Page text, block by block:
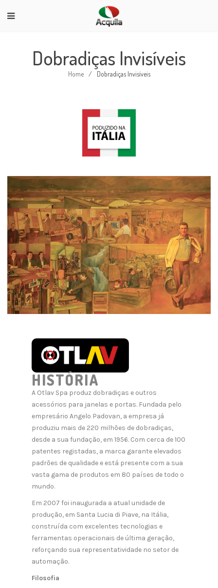
Dobradiças Invisíveis
Home / Dobradiças Invisíveis
HISTÓRIA
A Otlav Spa produz dobradiças e outros
acessórios para janelas e portas. Fundada pelo
empresário Angelo Padovan, a empresa já
produziu mais de 220 milhões de dobradiças,
desde a sua fundação, em 1956. Com cerca de 100
patentes registadas, a marca garante elevados
padrões de qualidade e está presente com a sua
vasta gama de produtos em 80 países de todo o
mundo.
Em 2007 foi inaugurada a atual unidade de
produção, em Santa Lucia di Piave, na Itália,
construída com excelentes tecnologias e
ferramentas operacionais de última geração,
reforçando sua representatividade no setor de
automação.
Filosofia